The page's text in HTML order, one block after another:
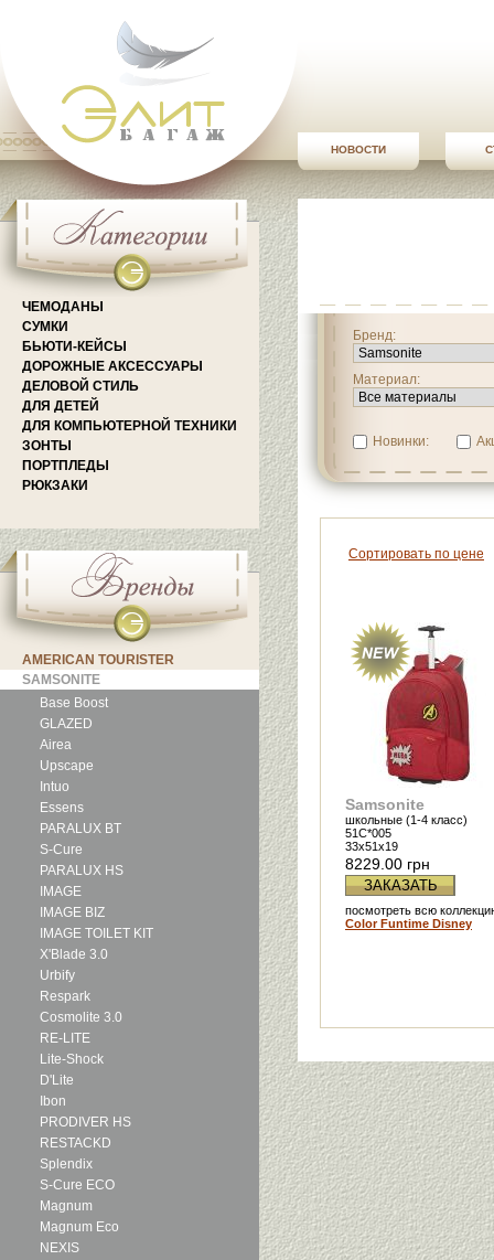
НОВОСТИ
ЧЕМОДАНЫ
СУМКИ
БЬЮТИ-КЕЙСЫ
ДОРОЖНЫЕ АКСЕССУАРЫ
ДЕЛОВОЙ СТИЛЬ
ДЛЯ ДЕТЕЙ
ДЛЯ КОМПЬЮТЕРНОЙ ТЕХНИКИ
ЗОНТЫ
ПОРТПЛЕДЫ
РЮКЗАКИ
AMERICAN TOURISTER
SAMSONITE
Base Boost
GLAZED
Airea
Upscape
Intuo
Essens
PARALUX BT
S-Cure
PARALUX HS
IMAGE
IMAGE BIZ
IMAGE TOILET KIT
X'Blade 3.0
Urbify
Respark
Cosmolite 3.0
RE-LITE
Lite-Shock
D'Lite
Ibon
PRODIVER HS
RESTACKD
Splendix
S-Cure ECO
Magnum
Magnum Eco
NEXIS
Бренд:
Материал:
Новинки:
Сортировать по цене
Samsonite
школьные (1-4 класс)
51C*005
33x51x19
8229.00 грн
ЗАКАЗАТЬ
посмотреть всю
Color Funtime Disney